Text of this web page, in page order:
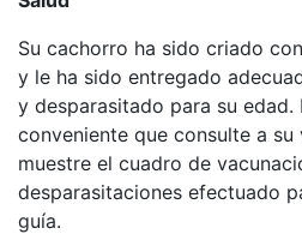
Su cachorro ha sido criado
y le ha sido entregado
y desparasitado para su edad.
conveniente que consulte a
muestre el cuadro de
desparasitaciones efectuado
guía.